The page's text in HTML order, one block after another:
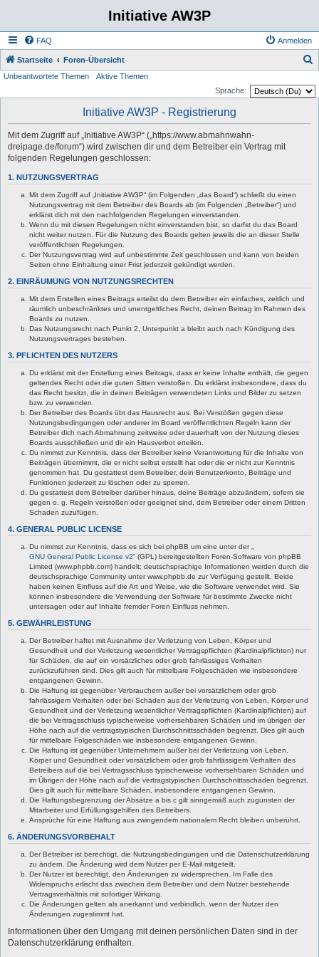
Initiative AW3P
FAQ Anmelden
Startseite Foren-Übersicht
Unbeantwortete Themen
Aktive Themen
Sprache:
Initiative AW3P - Registrierung
Mit dem Zugriff auf „Initiative AW3P“ („https://www.abmahnwahn-
dreipage.de/forum“) wird zwischen dir und dem Betreiber ein Vertrag mit
folgenden Regelungen geschlossen:
1. NUTZUNGSVERTRAG
Mit dem Zugriff auf „Initiative AW3P“ (im Folgenden „das Board“) schließt du einen
Nutzungsvertrag mit dem Betreiber des Boards ab (im Folgenden „Betreiber“) und
erklärst dich mit den nachfolgenden Regelungen einverstanden.
Wenn du mit diesen Regelungen nicht einverstanden bist, so darfst du das Board
nicht weiter nutzen. Für die Nutzung des Boards gelten jeweils die an dieser Stelle
veröffentlichten Regelungen.
Der Nutzungsvertrag wird auf unbestimmte Zeit geschlossen und kann von beiden
Seiten ohne Einhaltung einer Frist jederzeit gekündigt werden.
2. EINRÄUMUNG VON NUTZUNGSRECHTEN
Mit dem Erstellen eines Beitrags erteilst du dem Betreiber ein einfaches, zeitlich und
räumlich unbeschränktes und unentgeltliches Recht, deinen Beitrag im Rahmen des
Boards zu nutzen.
Das Nutzungsrecht nach Punkt 2, Unterpunkt a bleibt auch nach Kündigung des
Nutzungsvertrages bestehen.
3. PFLICHTEN DES NUTZERS
Du erklärst mit der Erstellung eines Beitrags, dass er keine Inhalte enthält, die gegen
geltendes Recht oder die guten Sitten verstoßen. Du erklärst insbesondere, dass du
das Recht besitzt, die in deinen Beiträgen verwendeten Links und Bilder zu setzen
bzw. zu verwenden.
Der Betreiber des Boards übt das Hausrecht aus. Bei Verstößen gegen diese
Nutzungsbedingungen oder anderer im Board veröffentlichten Regeln kann der
Betreiber dich nach Abmahnung zeitweise oder dauerhaft von der Nutzung dieses
Boards ausschließen und dir ein Hausverbot erteilen.
Du nimmst zur Kenntnis, dass der Betreiber keine Verantwortung für die Inhalte von
Beiträgen übernimmt, die er nicht selbst erstellt hat oder die er nicht zur Kenntnis
genommen hat. Du gestattest dem Betreiber, dein Benutzerkonto, Beiträge und
Funktionen jederzeit zu löschen oder zu sperren.
Du gestattest dem Betreiber darüber hinaus, deine Beiträge abzuändern, sofern sie
gegen o. g. Regeln verstoßen oder geeignet sind, dem Betreiber oder einem Dritten
Schaden zuzufügen.
4. GENERAL PUBLIC LICENSE
Du nimmst zur Kenntnis, dass es sich bei phpBB um eine unter der „
GNU General Public License v2“ (GPL) bereitgestellten Foren-Software von phpBB
Limited (www.phpbb.com) handelt; deutschsprachige Informationen werden durch die
deutschsprachige Community unter www.phpbb.de zur Verfügung gestellt. Beide
haben keinen Einfluss auf die Art und Weise, wie die Software verwendet wird. Sie
können insbesondere die Verwendung der Software für bestimmte Zwecke nicht
untersagen oder auf Inhalte fremder Foren Einfluss nehmen.
5. GEWÄHRLEISTUNG
Der Betreiber haftet mit Ausnahme der Verletzung von Leben, Körper und
Gesundheit und der Verletzung wesentlicher Vertragspflichten (Kardinalpflichten) nur
für Schäden, die auf ein vorsätzliches oder grob fahrlässiges Verhalten
zurückzuführen sind. Dies gilt auch für mittelbare Folgeschäden wie insbesondere
entgangenen Gewinn.
Die Haftung ist gegenüber Verbrauchern außer bei vorsätzlichem oder grob
fahrlässigem Verhalten oder bei Schäden aus der Verletzung von Leben, Körper und
Gesundheit und der Verletzung wesentlicher Vertragspflichten (Kardinalpflichten) auf
die bei Vertragsschluss typischerweise vorhersehbaren Schäden und im übrigen der
Höhe nach auf die vertragstypischen Durchschnittsschäden begrenzt. Dies gilt auch
für mittelbare Folgeschäden wie insbesondere entgangenen Gewinn.
Die Haftung ist gegenüber Unternehmern außer bei der Verletzung von Leben,
Körper und Gesundheit oder vorsätzlichem oder grob fahrlässigem Verhalten des
Betreibers auf die bei Vertragsschluss typischerweise vorhersehbaren Schäden und
im Übrigen der Höhe nach auf die vertragstypischen Durchschnittsschäden begrenzt.
Dies gilt auch für mittelbare Schäden, insbesondere entgangenen Gewinn.
Die Haftungsbegrenzung der Absätze a bis c gilt sinngemäß auch zugunsten der
Mitarbeiter und Erfüllungsgehilfen des Betreibers.
Ansprüche für eine Haftung aus zwingendem nationalem Recht bleiben unberührt.
6. ÄNDERUNGSVORBEHALT
Der Betreiber ist berechtigt, die Nutzungsbedingungen und die Datenschutzerklärung
zu ändern. Die Änderung wird dem Nutzer per E-Mail mitgeteilt.
Der Nutzer ist berechtigt, den Änderungen zu widersprechen. Im Falle des
Widerspruchs erlischt das zwischen dem Betreiber und dem Nutzer bestehende
Vertragsverhältnis mit sofortiger Wirkung.
Die Änderungen gelten als anerkannt und verbindlich, wenn der Nutzer den
Änderungen zugestimmt hat.
Informationen über den Umgang mit deinen persönlichen Daten sind in der
Datenschutzerklärung enthalten.